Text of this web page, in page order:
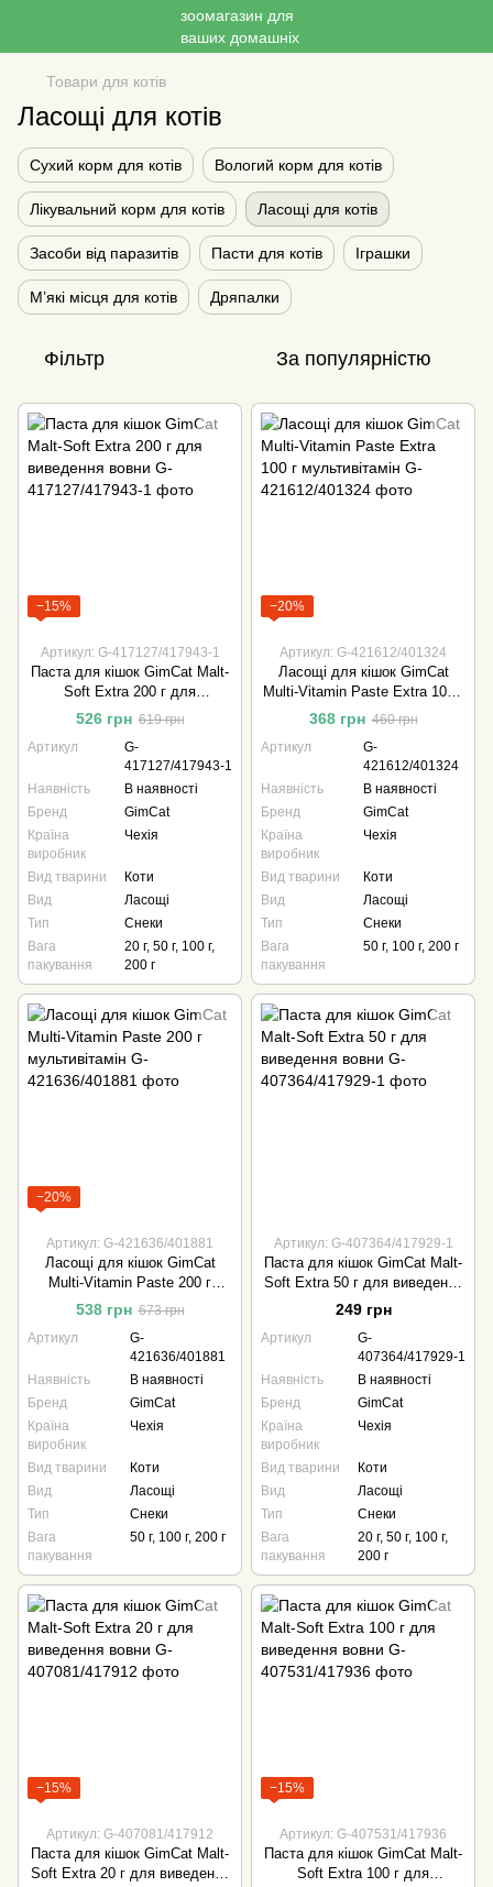
Товари для котів
Ласощі для котів
Сухий корм для котів Вологий корм для котів
Лікувальний корм для котів Ласощі для котів
Засоби від паразитів Пасти для котів Іграшки
М’які місця для котів Дряпалки
Фільтр За популярністю
−15%
Артикул: G-417127/417943-1
Паста для кішок GimCat Malt-
Soft Extra 200 г для
виведення вовни
526 грн 619 грн
Артикул
G-
417127/417943-1
Наявність
В наявності
Бренд
GimCat
Країна
виробник
Чехія
Вид тварини
Коти
Вид
Ласощі
Тип
Снеки
Вага
пакування
20 г, 50 г, 100 г,
200 г
−20%
Артикул: G-421612/401324
Ласощі для кішок GimCat
Multi-Vitamin Paste Extra 100 г
мультивітамін
368 грн 460 грн
Артикул
G-
421612/401324
Наявність
В наявності
Бренд
GimCat
Країна
виробник
Чехія
Вид тварини
Коти
Вид
Ласощі
Тип
Снеки
Вага
пакування
50 г, 100 г, 200 г
−20%
Артикул: G-421636/401881
Ласощі для кішок GimCat
Multi-Vitamin Paste 200 г
мультивітамін
538 грн 673 грн
Артикул
G-
421636/401881
Наявність
В наявності
Бренд
GimCat
Країна
виробник
Чехія
Вид тварини
Коти
Вид
Ласощі
Тип
Снеки
Вага
пакування
50 г, 100 г, 200 г
Артикул: G-407364/417929-1
Паста для кішок GimCat Malt-
Soft Extra 50 г для виведення
вовни
249 грн
Артикул
G-
407364/417929-1
Наявність
В наявності
Бренд
GimCat
Країна
виробник
Чехія
Вид тварини
Коти
Вид
Ласощі
Тип
Снеки
Вага
пакування
20 г, 50 г, 100 г,
200 г
−15%
Артикул: G-407081/417912
Паста для кішок GimCat Malt-
Soft Extra 20 г для виведення
−15%
Артикул: G-407531/417936
Паста для кішок GimCat Malt-
Soft Extra 100 г для